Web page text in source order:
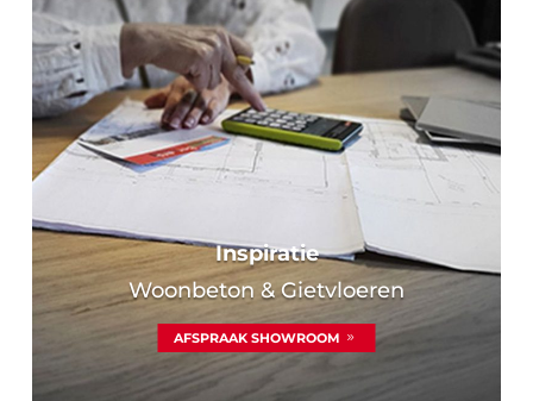
Inspiratie
Woonbeton & Gietvloeren
AFSPRAAK SHOWROOM